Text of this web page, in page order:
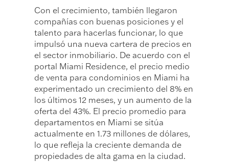
Con el crecimiento, también llegaron
compañías con buenas posiciones y el
talento para hacerlas funcionar, lo que
impulsó una nueva cartera de precios en
el sector inmobiliario. De acuerdo con el
portal Miami Residence, el precio medio
de venta para condominios en Miami ha
experimentado un crecimiento del 8% en
los últimos 12 meses, y un aumento de la
oferta del 43%. El precio promedio para
departamentos en Miami se sitúa
actualmente en 1.73 millones de dólares,
lo que refleja la creciente demanda de
propiedades de alta gama en la ciudad.